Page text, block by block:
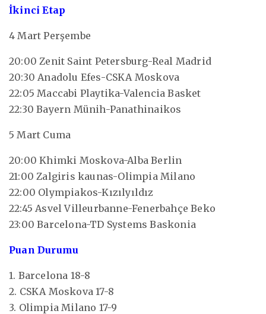
İkinci Etap
4 Mart Perşembe
20:00 Zenit Saint Petersburg-Real Madrid
20:30 Anadolu Efes-CSKA Moskova
22:05 Maccabi Playtika-Valencia Basket
22:30 Bayern Münih-Panathinaikos
5 Mart Cuma
20:00 Khimki Moskova-Alba Berlin
21:00 Zalgiris kaunas-Olimpia Milano
22:00 Olympiakos-Kızılyıldız
22:45 Asvel Villeurbanne-Fenerbahçe Beko
23:00 Barcelona-TD Systems Baskonia
Puan Durumu
1. Barcelona 18-8
2. CSKA Moskova 17-8
3. Olimpia Milano 17-9